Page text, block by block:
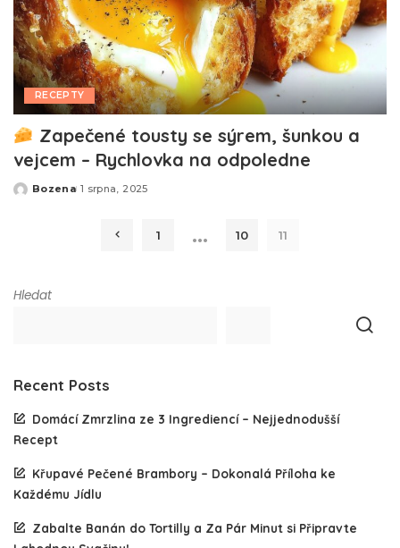
RECEPTY
Zapečené tousty se sýrem, šunkou a
vejcem – Rychlovka na odpoledne
Posted
Bozena 1 srpna, 2025
1 … 10 11
Hledat
Recent Posts
Domácí Zmrzlina ze 3 Ingrediencí – Nejjednodušší
Recept
Křupavé Pečené Brambory – Dokonalá Příloha ke
Každému Jídlu
Zabalte Banán do Tortilly a Za Pár Minut si Připravte